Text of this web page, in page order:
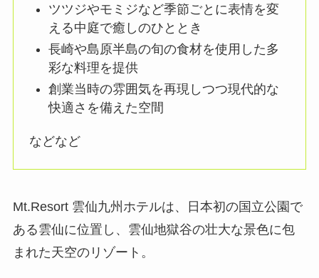
ツツジやモミジなど季節ごとに表情を変
える中庭で癒しのひととき
長崎や島原半島の旬の食材を使用した多
彩な料理を提供
創業当時の雰囲気を再現しつつ現代的な
快適さを備えた空間
などなど
Mt.Resort 雲仙九州ホテルは、日本初の国立公園で
ある雲仙に位置し、雲仙地獄谷の壮大な景色に包
まれた天空のリゾート。